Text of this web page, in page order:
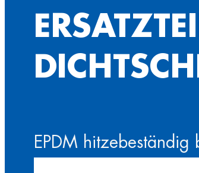
EPDM hitzebeständig